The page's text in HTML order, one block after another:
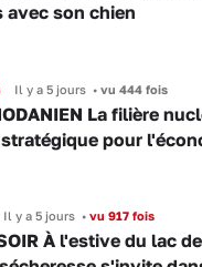
avec son chien
Il y a 5 jours •vu 444 fois
La filière
pour
Il y a 5 jours •vu 917 fois
À l'estive du lac